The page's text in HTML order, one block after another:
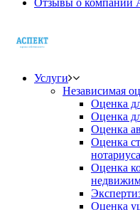
Отзывы о компании
Услуги
Независимая
Оценка
Оценка
Оценка
Оценка
нотариуса
Оценка
Оценка